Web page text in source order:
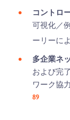
コントロ
可視化／
ーリーに
多企業ネ
および完
ワーク協
89